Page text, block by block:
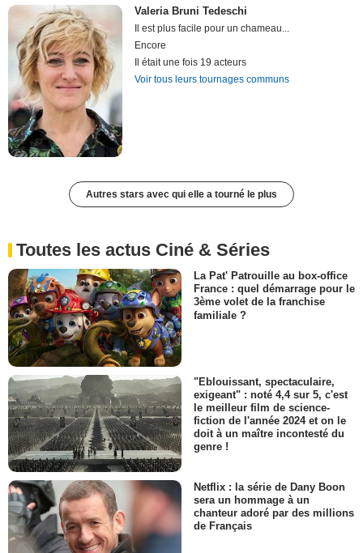
Valeria Bruni Tedeschi
Il est plus facile pour un chameau...
Encore
Il était une fois 19 acteurs
Voir tous leurs tournages communs
Autres stars avec qui elle a tourné le plus
Toutes les actus Ciné & Séries
La Pat' Patrouille au box-office
France : quel démarrage pour le
3ème volet de la franchise
familiale ?
"Eblouissant, spectaculaire,
exigeant" : noté 4,4 sur 5, c'est
le meilleur film de science-
fiction de l'année 2024 et on le
doit à un maître incontesté du
genre !
Netflix : la série de Dany Boon
sera un hommage à un
chanteur adoré par des millions
de Français